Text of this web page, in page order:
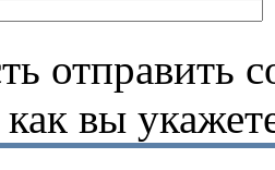
отправить
как вы